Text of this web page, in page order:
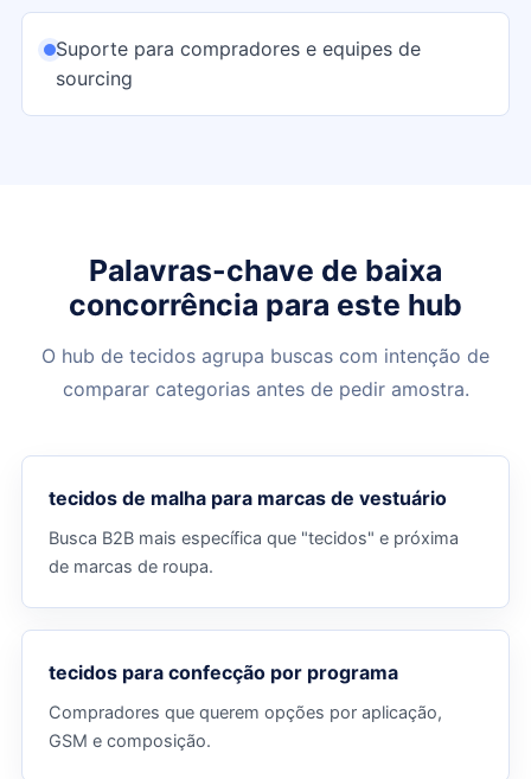
Suporte para compradores e equipes de
sourcing
Palavras-chave de baixa
concorrência para este hub
O hub de tecidos agrupa buscas com intenção de
comparar categorias antes de pedir amostra.
tecidos de malha para marcas de vestuário
Busca B2B mais específica que "tecidos" e próxima
de marcas de roupa.
tecidos para confecção por programa
Compradores que querem opções por aplicação,
GSM e composição.